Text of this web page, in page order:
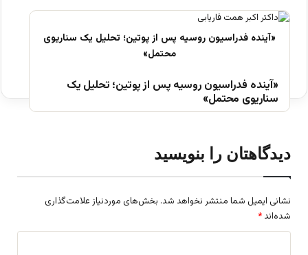
«آینده فدراسیون روسیه پس از پوتین؛ تحلیل یک
سناریوی محتمل»
دیدگاهتان را بنویسید
نشانی ایمیل شما منتشر نخواهد شد. بخش‌های موردنیاز علامت‌گذاری
شده‌اند *